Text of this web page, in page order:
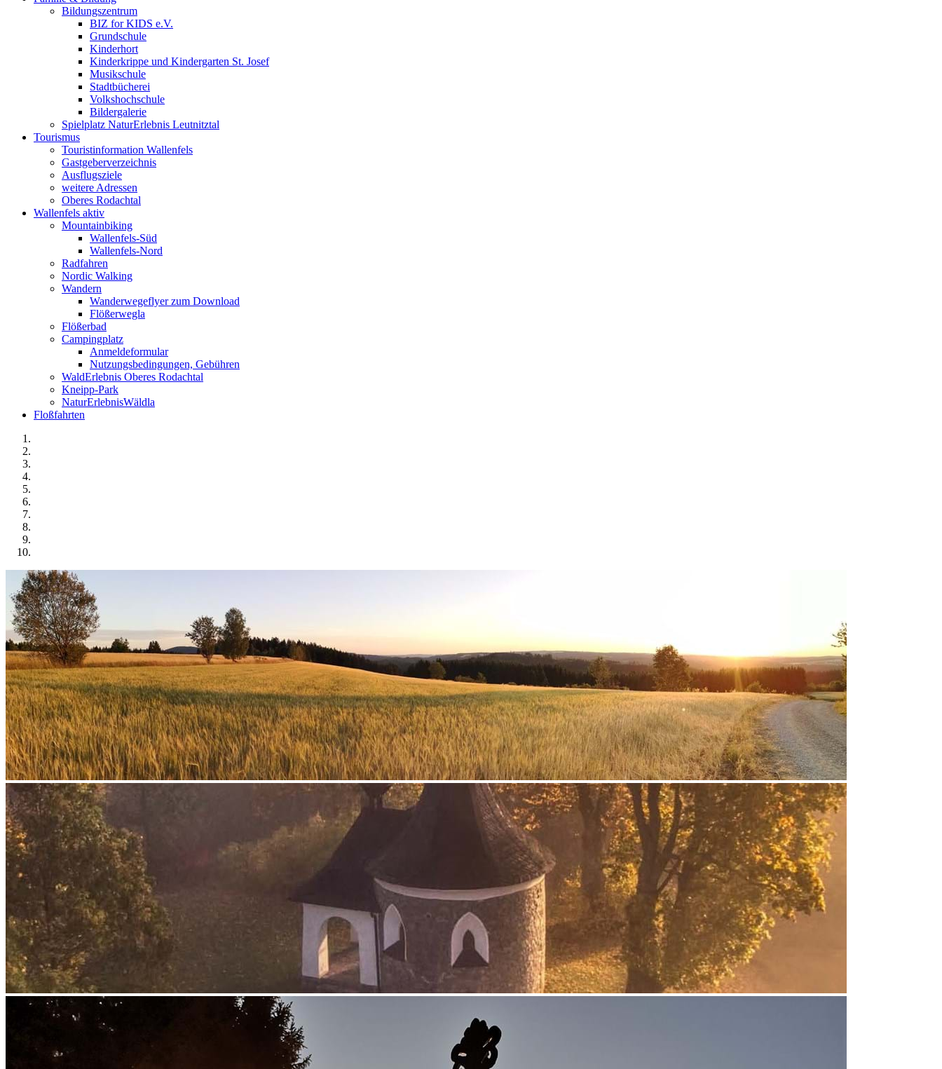
Bildungszentrum
BIZ for KIDS e.V.
Grundschule
Kinderhort
Kinderkrippe und Kindergarten St. Josef
Musikschule
Stadtbücherei
Volkshochschule
Bildergalerie
Spielplatz NaturErlebnis Leutnitztal
Tourismus
Touristinformation Wallenfels
Gastgeberverzeichnis
Ausflugsziele
weitere Adressen
Oberes Rodachtal
Wallenfels aktiv
Mountainbiking
Wallenfels-Süd
Wallenfels-Nord
Radfahren
Nordic Walking
Wandern
Wanderwegeflyer zum Download
Flößerwegla
Flößerbad
Campingplatz
Anmeldeformular
Nutzungsbedingungen, Gebühren
WaldErlebnis Oberes Rodachtal
Kneipp-Park
NaturErlebnisWäldla
Floßfahrten